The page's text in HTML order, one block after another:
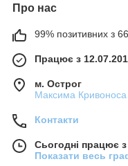
Про нас
99% позитивних з
Працює з
м. Острог
Максима Кривоноса
Контакти
Сьогодні працює
Показати весь